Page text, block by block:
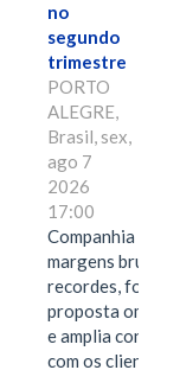
no
segundo
trimestre
PORTO
ALEGRE,
Brasil, sex,
ago 7
2026
17:00
Companhia
margens brutas
recordes,
proposta
e amplia
com os clientes